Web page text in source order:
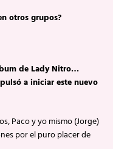
otros grupos?
de Lady Nitro…
a iniciar este nuevo
Paco y yo mismo (Jorge)
por el puro placer de